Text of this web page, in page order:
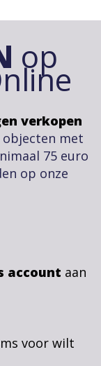
op
verkopen
objecten met
75 euro
op onze
account aan
voor wilt